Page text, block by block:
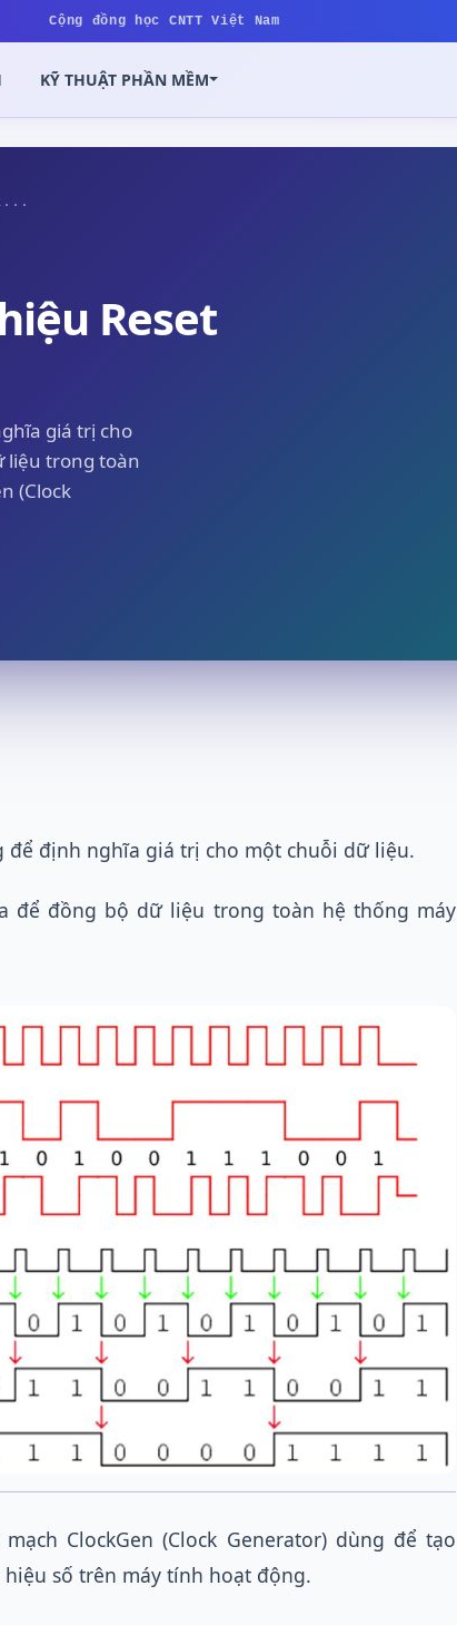
Cộng đồng học CNTT Việt Nam
KỸ THUẬT PHẦN MỀM
Reset
giá trị cho
liệu trong toàn
(Clock
để định nghĩa giá trị cho một chuỗi dữ liệu.
để đồng bộ dữ liệu trong toàn hệ thống máy
ClockGen (Clock Generator) dùng để tạo
số trên máy tính hoạt động.